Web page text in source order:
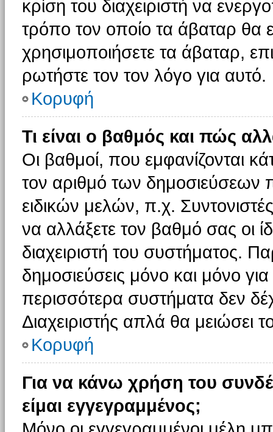
κρίση του διαχειριστή να
τρόπο τον οποίο τα άβαταρ θα
χρησιμοποιήσετε τα άβαταρ,
ρωτήστε τον τον λόγο για αυτό.
Κορυφή
Τι είναι ο βαθμός και πώς
Οι βαθμοί, που εμφανίζονται
τον αριθμό των δημοσιεύσεων
ειδικών μελών, π.χ.
να αλλάξετε τον βαθμό σας οι
διαχειριστή του συστήματος.
δημοσιεύσεις μόνο και μόνο
περισσότερα συστήματα δεν
Διαχειριστής απλά θα μειώσει
Κορυφή
Για να κάνω χρήση του
είμαι εγγεγραμμένος;